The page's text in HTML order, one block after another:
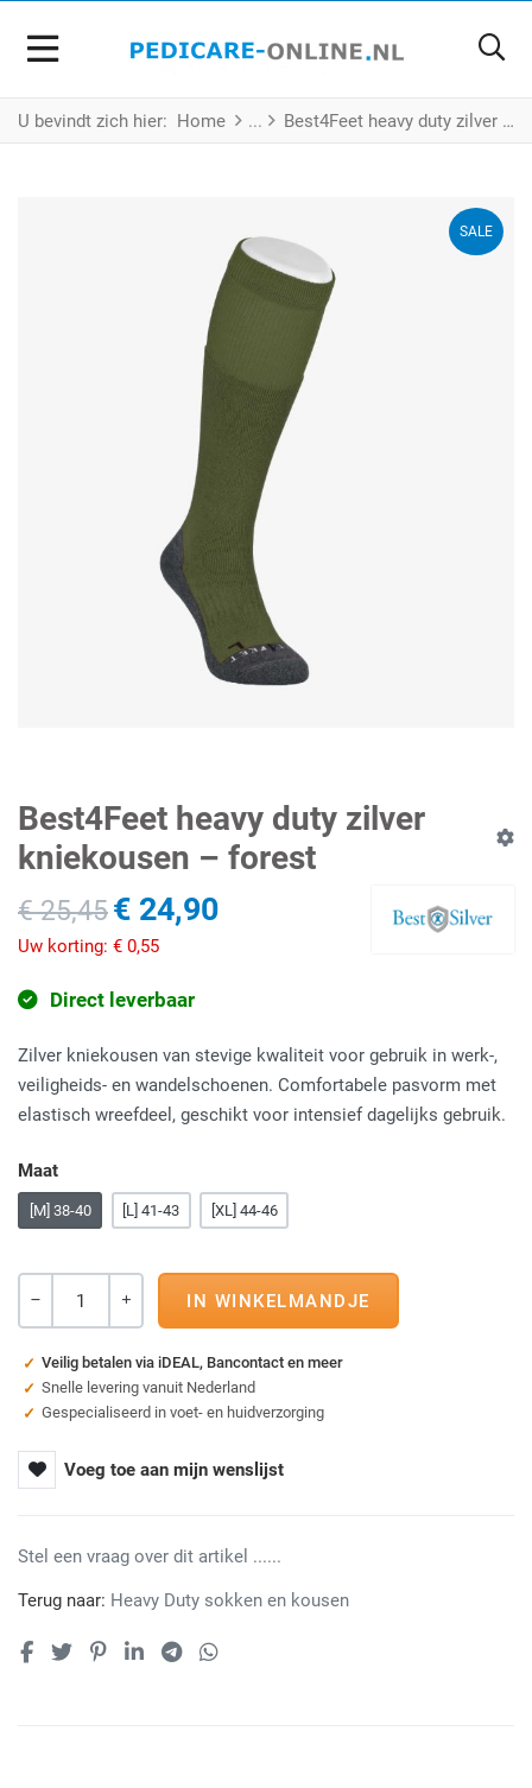
U bevindt zich hier: Home Best4Feet heavy duty zilver kniekousen – forest
SALE
Best4Feet heavy duty zilver
kniekousen – forest
€ 25,45€ 24,90
Uw korting: € 0,55
Direct leverbaar
Zilver kniekousen van stevige kwaliteit voor gebruik in werk-,
veiligheids- en wandelschoenen. Comfortabele pasvorm met
elastisch wreefdeel, geschikt voor intensief dagelijks gebruik.
Maat
[M] 38-40 [L] 41-43 [XL] 44-46
Veilig betalen via iDEAL, Bancontact en meer
Snelle levering vanuit Nederland
Gespecialiseerd in voet- en huidverzorging
Voeg toe aan mijn wenslijst
Stel een vraag over dit artikel ......
Terug naar: Heavy Duty sokken en kousen